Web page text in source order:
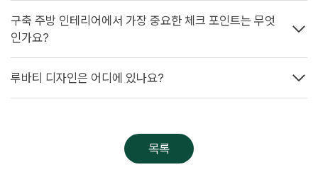
구축 주방 인테리어에서 가장 중요한 체크 포인트는 무엇
인가요?
루바티 디자인은 어디에 있나요?
목록